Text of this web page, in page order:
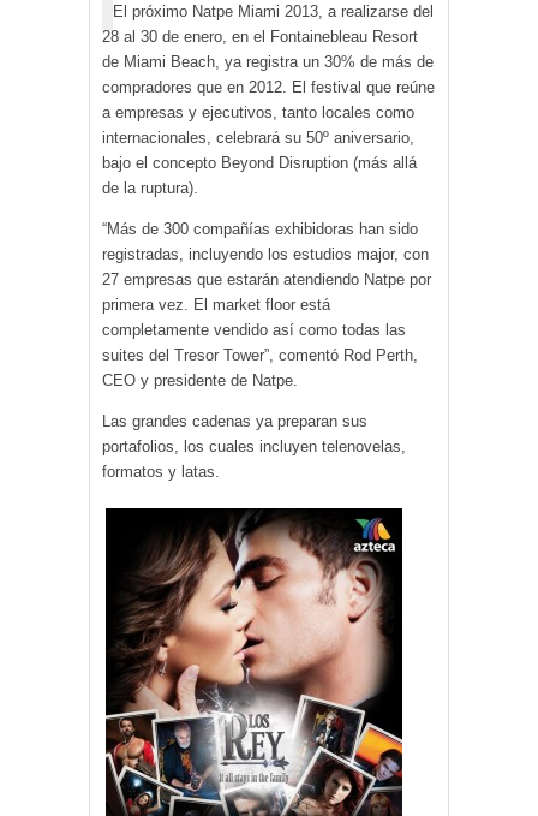
El próximo Natpe Miami 2013, a realizarse del
28 al 30 de enero, en el Fontainebleau Resort
de Miami Beach, ya registra un 30% de más de
compradores que en 2012. El festival que reúne
a empresas y ejecutivos, tanto locales como
internacionales, celebrará su 50º aniversario,
bajo el concepto Beyond Disruption (más allá
de la ruptura).
“Más de 300 compañías exhibidoras han sido
registradas, incluyendo los estudios major, con
27 empresas que estarán atendiendo Natpe por
primera vez. El market floor está
completamente vendido así como todas las
suites del Tresor Tower”, comentó Rod Perth,
CEO y presidente de Natpe.
Las grandes cadenas ya preparan sus
portafolios, los cuales incluyen telenovelas,
formatos y latas.